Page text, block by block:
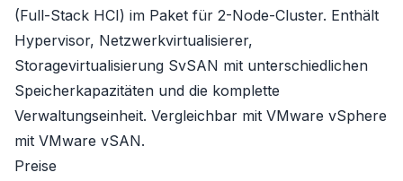
(Full-Stack HCI) im Paket für 2-Node-Cluster. Enthält
Hypervisor, Netzwerkvirtualisierer,
Storagevirtualisierung SvSAN mit unterschiedlichen
Speicherkapazitäten und die komplette
Verwaltungseinheit. Vergleichbar mit VMware vSphere
mit VMware vSAN.
Preise